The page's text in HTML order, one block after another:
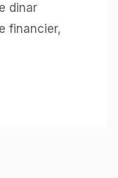
dinar
financier,